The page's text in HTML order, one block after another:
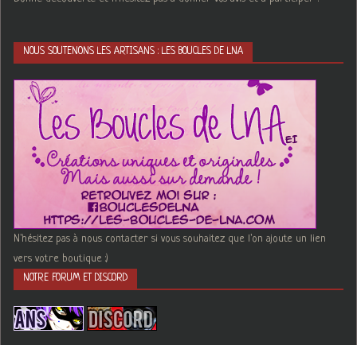
NOUS SOUTENONS LES ARTISANS : LES BOUCLES DE LNA
N'hésitez pas à nous contacter si vous souhaitez que l'on ajoute un lien
vers votre boutique :)
NOTRE FORUM ET DISCORD